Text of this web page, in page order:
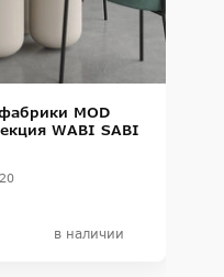
MOD
WABI SABI
в наличии